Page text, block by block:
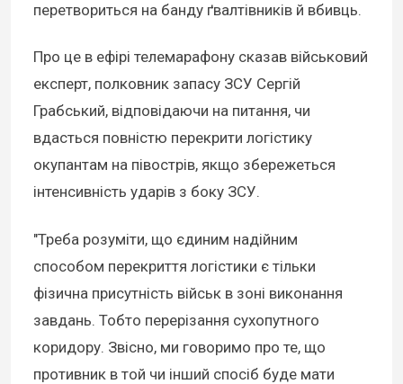
перетвориться на банду ґвалтівників й вбивць.
Про це в ефірі телемарафону сказав військовий
експерт, полковник запасу ЗСУ Сергій
Грабський, відповідаючи на питання, чи
вдасться повністю перекрити логістику
окупантам на півострів, якщо збережеться
інтенсивність ударів з боку ЗСУ.
"Треба розуміти, що єдиним надійним
способом перекриття логістики є тільки
фізична присутність військ в зоні виконання
завдань. Тобто перерізання сухопутного
коридору. Звісно, ми говоримо про те, що
противник в той чи інший спосіб буде мати